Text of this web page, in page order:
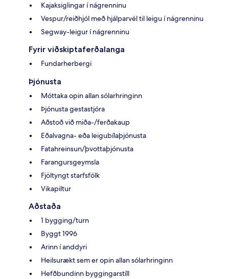
Kajaksiglingar í nágrenninu
Vespur/reiðhjól með hjálparvél til leigu í nágrenninu
Segway-leigur í nágrenninu
Fyrir viðskiptaferðalanga
Fundarherbergi
Þjónusta
Móttaka opin allan sólarhringinn
Þjónusta gestastjóra
Aðstoð við miða-/ferðakaup
Eðalvagna- eða leigubílaþjónusta
Fatahreinsun/þvottaþjónusta
Farangursgeymsla
Fjöltyngt starfsfólk
Vikapiltur
Aðstaða
1 bygging/turn
Byggt 1996
Arinn í anddyri
Heilsurækt sem er opin allan sólarhringinn
Hefðbundinn byggingarstíll